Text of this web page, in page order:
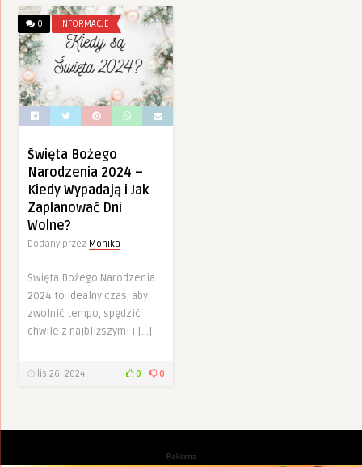
0 INFORMACJE
Święta Bożego
Narodzenia 2024 –
Kiedy Wypadają i Jak
Zaplanować Dni
Wolne?
Dodany przez Monika
Święta Bożego Narodzenia
2024 to idealny czas, aby
zwolnić tempo, spędzić
chwile z najbliższymi i […]
lis 26, 2024 0 0
Reklama